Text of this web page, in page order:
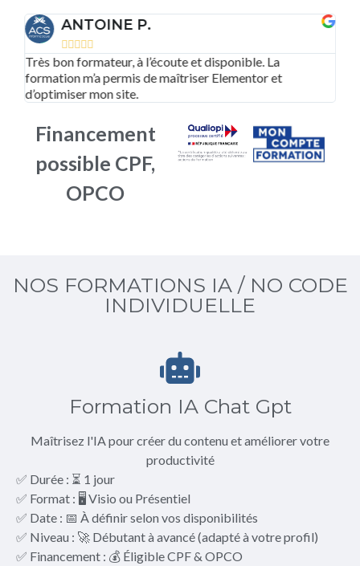
ANTOINE P.

Très bon formateur, à l’écoute et disponible. La
formation m’a permis de maîtriser Elementor et
d’optimiser mon site.
Financement
possible CPF,
OPCO
NOS FORMATIONS IA / NO CODE
INDIVIDUELLE
Formation IA Chat Gpt
Maîtrisez l'IA pour créer du contenu et améliorer votre
productivité
✅ Durée : ⏳ 1 jour
✅ Format : 🖥️ Visio ou Présentiel
✅ Date : 📅 À définir selon vos disponibilités
✅ Niveau : 🚀 Débutant à avancé (adapté à votre profil)
✅ Financement : 💰 Éligible CPF & OPCO